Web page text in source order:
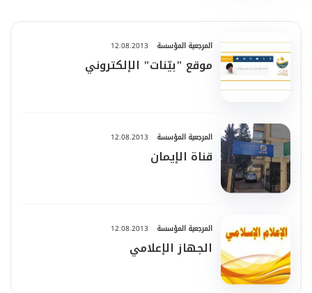
المرجعية المؤسسة 12.08.2013
موقع "بيّنات" الإلكتروني
المرجعية المؤسسة 12.08.2013
قناة الإيمان
المرجعية المؤسسة 12.08.2013
الجهاز الإعلامي